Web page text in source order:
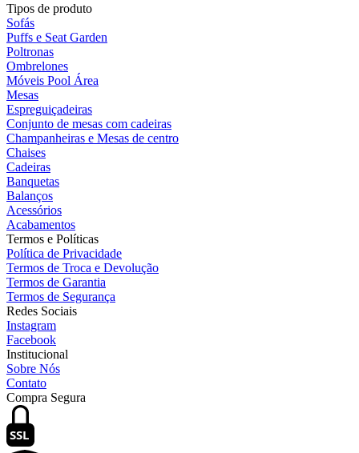
Tipos de produto
Sofás
Puffs e Seat Garden
Poltronas
Ombrelones
Móveis Pool Área
Mesas
Espreguiçadeiras
Conjunto de mesas com cadeiras
Champanheiras e Mesas de centro
Chaises
Cadeiras
Banquetas
Balanços
Acessórios
Acabamentos
Termos e Políticas
Política de Privacidade
Termos de Troca e Devolução
Termos de Garantia
Termos de Segurança
Redes Sociais
Instagram
Facebook
Institucional
Sobre Nós
Contato
Compra Segura
SSL